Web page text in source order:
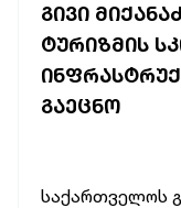
ᲒᲘᲕᲘ
ᲢᲣᲠᲘᲖᲛᲘᲡ
ᲒᲐᲔᲪᲜᲝ
საქართველოს